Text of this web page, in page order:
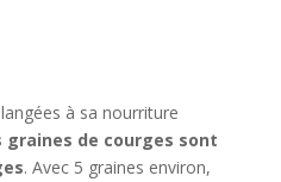
à sa nourriture
graines de courges sont
. Avec 5 graines environ,